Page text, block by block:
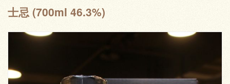
士忌 (700ml 46.3%)